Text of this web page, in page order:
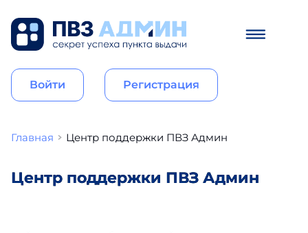
Войти Регистрация
Главная Центр поддержки ПВЗ Админ
Центр поддержки ПВЗ Админ